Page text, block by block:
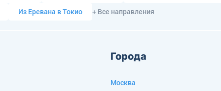
Из Еревана в Токио + Все направления
Города
Москва